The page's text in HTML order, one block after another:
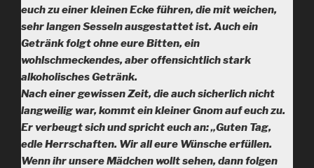
euch zu einer kleinen Ecke führen, die mit weichen,
sehr langen Sesseln ausgestattet ist. Auch ein
Getränk folgt ohne eure Bitten, ein
wohlschmeckendes, aber offensichtlich stark
alkoholisches Getränk.
Nach einer gewissen Zeit, die auch sicherlich nicht
langweilig war, kommt ein kleiner Gnom auf euch zu.
Er verbeugt sich und spricht euch an: „Guten Tag,
edle Herrschaften. Wir all eure Wünsche erfüllen.
Wenn ihr unsere Mädchen wollt sehen, dann folgen